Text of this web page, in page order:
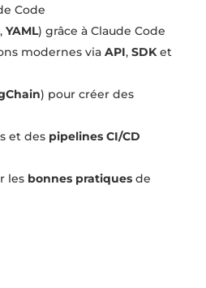
Code
,YAML) grâce à Claude Code
modernes viaAPI,SDKet
) pour créer des
et des pipelines CI/CD
les bonnes pratiques de